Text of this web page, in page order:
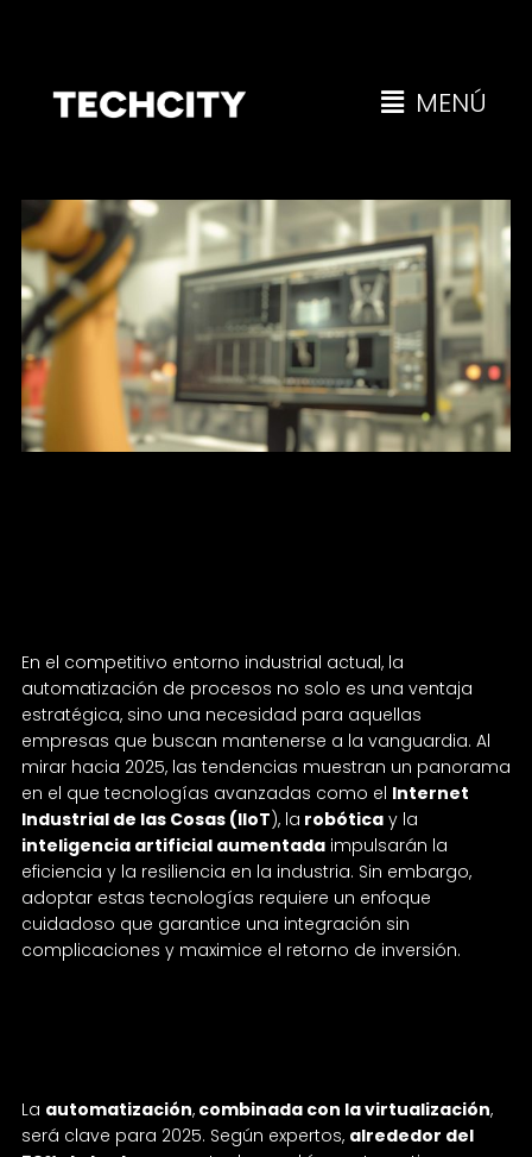
MENÚ
En el competitivo entorno industrial actual, la
automatización de procesos no solo es una ventaja
estratégica, sino una necesidad para aquellas
empresas que buscan mantenerse a la vanguardia. Al
mirar hacia 2025, las tendencias muestran un panorama
en el que tecnologías avanzadas como el Internet
Industrial de las Cosas (IIoT), la robótica y la
inteligencia artificial aumentada impulsarán la
eficiencia y la resiliencia en la industria. Sin embargo,
adoptar estas tecnologías requiere un enfoque
cuidadoso que garantice una integración sin
complicaciones y maximice el retorno de inversión.
La automatización, combinada con la virtualización,
será clave para 2025. Según expertos, alrededor del